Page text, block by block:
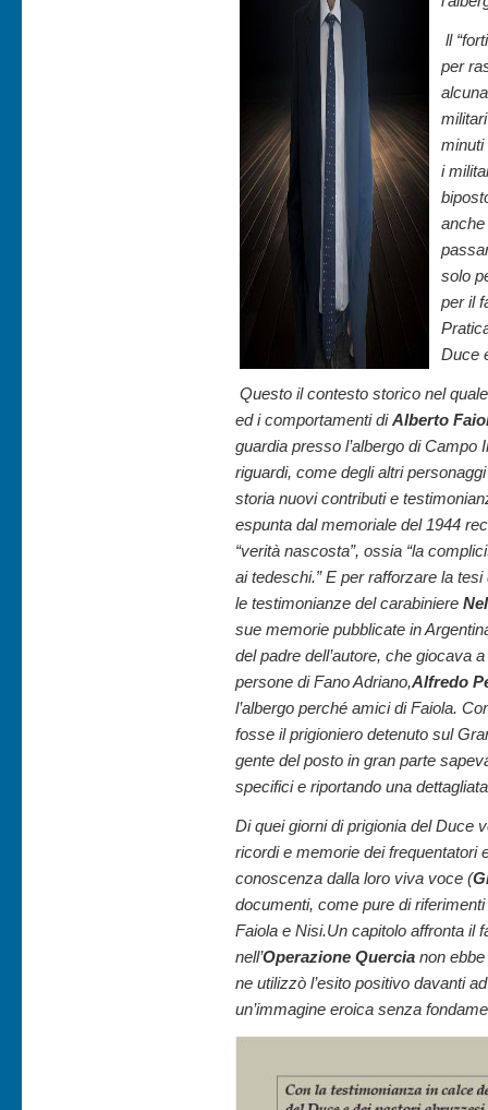
ll
per
minuti
i
anche
solo
per il
Duce
Questo il contesto storico nel
ed i comportamenti diAlberto
guardia presso l’albergo di
riguardi, come degli altri
storia nuovi contributi e
espunta dal memoriale del 1944
“verità nascosta”, ossia “la
ai tedeschi.” E per rafforzare la
le testimonianze del carabiniere
sue memorie pubblicate in
del padre dell’autore, che giocava
persone di Fano Adriano,Alfredo
l’albergo perché amici di Faiola.
fosse il prigioniero detenuto sul
gente del posto in gran parte
specifici e riportando una
Di quei giorni di prigionia del Duce
ricordi e memorie dei frequentatori
conoscenza dalla loro viva voce (
documenti, come pure di
Faiola e Nisi.Un capitolo affronta il
nell’Operazione Quercia non
ne utilizzò l’esito positivo davanti
un’immagine eroica senza